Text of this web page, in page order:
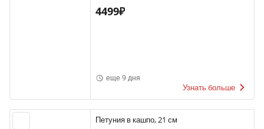
4499₽
еще 9 дня
Узнать больше
Петуния в кашпо, 21 см